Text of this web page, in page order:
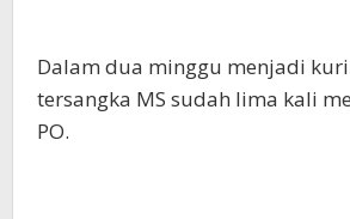
Dalam dua minggu menjadi
tersangka MS sudah lima kali
PO.